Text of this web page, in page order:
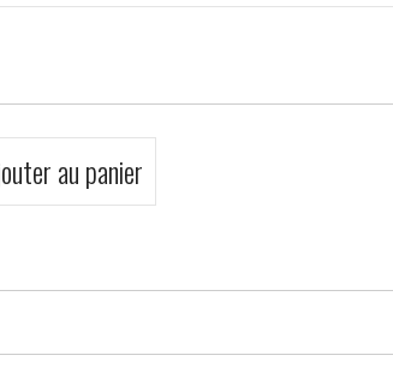
au panier